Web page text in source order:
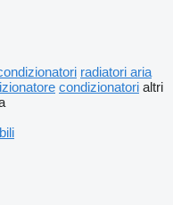
radiatori aria
condizionatori altri